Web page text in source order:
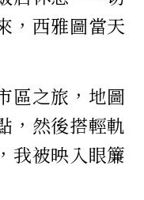
，西雅圖當天
區之旅，地圖
，然後搭輕軌
我被映入眼簾